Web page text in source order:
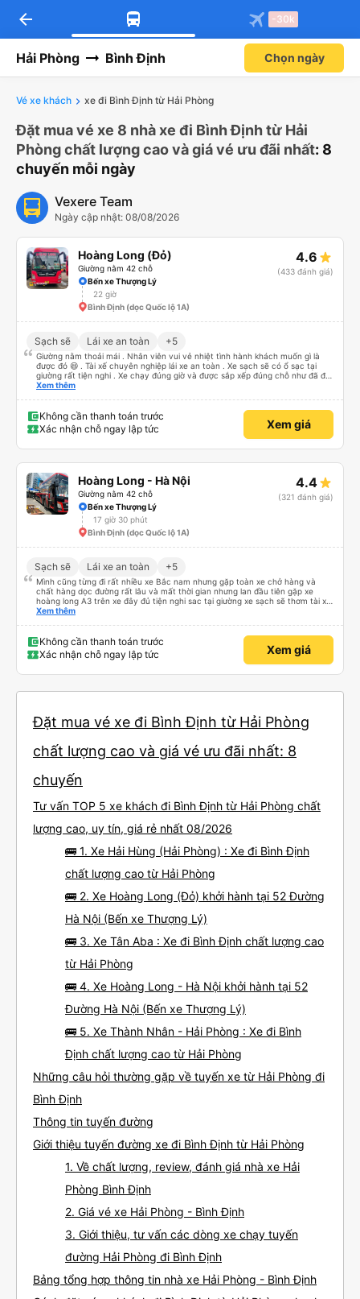
arrow_back -30k
Hải Phòng Bình Định Chọn ngày
Vé xe khách xe đi Bình Định từ Hải Phòng
Đặt mua vé xe 8 nhà xe đi Bình Định từ Hải
Phòng chất lượng cao và giá vé ưu đãi nhất: 8
chuyến mỗi ngày
Vexere Team
Ngày cập nhật: 08/08/2026
Hoàng Long (Đỏ)
Giường nằm 42 chỗ
4.6
(433 đánh giá)
Bến xe Thượng Lý
22 giờ
Bình Định (dọc Quốc lộ 1A)
Sạch sẽ Lái xe an toàn +5
Giường nằm thoải mái . Nhân viên vui vẻ nhiệt tình hành khách muốn gì là
được đó 😆 . Tài xế chuyên nghiệp lái xe an toàn . Xe sạch sẽ có ổ sạc tại
giường rất tiện nghi . Xe chạy đúng giờ và được sắp xếp đúng chỗ như đã đặt
. Điểm 10 cho hoàng long đỏ 👍
Xem thêm
Không cần thanh toán trước
Xác nhận chỗ ngay lập tức
Xem giá
Hoàng Long - Hà Nội
Giường nằm 42 chỗ
4.4
(321 đánh giá)
Bến xe Thượng Lý
17 giờ 30 phút
Bình Định (dọc Quốc lộ 1A)
Sạch sẽ Lái xe an toàn +5
Mình cũng từng đi rất nhiều xe Bắc nam nhưng gặp toàn xe chở hàng và
chất hàng dọc đường rất lâu và mất thời gian nhưng lan đầu tiên gặp xe
hoàng long A3 trên xe đây đủ tiện nghi sac tại giường xe sạch sẽ thơm tài xế
lo xe thoải mái vui tính sẽ con ung hô nhe
Xem thêm
Không cần thanh toán trước
Xác nhận chỗ ngay lập tức
Xem giá
Đặt mua vé xe đi Bình Định từ Hải Phòng
chất lượng cao và giá vé ưu đãi nhất: 8
chuyến
Tư vấn TOP 5 xe khách đi Bình Định từ Hải Phòng chất
lượng cao, uy tín, giá rẻ nhất 08/2026
🚌 1. Xe Hải Hùng (Hải Phòng) : Xe đi Bình Định
chất lượng cao từ Hải Phòng
🚌 2. Xe Hoàng Long (Đỏ) khởi hành tại 52 Đường
Hà Nội (Bến xe Thượng Lý)
🚌 3. Xe Tân Aba : Xe đi Bình Định chất lượng cao
từ Hải Phòng
🚌 4. Xe Hoàng Long - Hà Nội khởi hành tại 52
Đường Hà Nội (Bến xe Thượng Lý)
🚌 5. Xe Thành Nhân - Hải Phòng : Xe đi Bình
Định chất lượng cao từ Hải Phòng
Những câu hỏi thường gặp về tuyến xe từ Hải Phòng đi
Bình Định
Thông tin tuyến đường
Giới thiệu tuyến đường xe đi Bình Định từ Hải Phòng
1. Về chất lượng, review, đánh giá nhà xe Hải
Phòng Bình Định
2. Giá vé xe Hải Phòng - Bình Định
3. Giới thiệu, tư vấn các dòng xe chạy tuyến
đường Hải Phòng đi Bình Định
Bảng tổng hợp thông tin nhà xe Hải Phòng - Bình Định